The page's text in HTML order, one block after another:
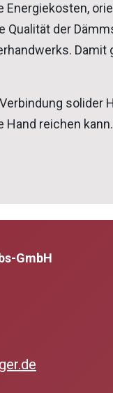
Qualität der
reichen
GmbH